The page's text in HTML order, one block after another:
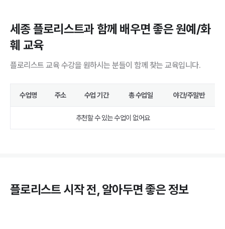
세종 플로리스트과 함께 배우면 좋은 원예/화
훼 교육
플로리스트 교육 수강을 원하시는 분들이 함께 찾는 교육입니다.
수업명 주소 수업 기간 총 수업일 야간/주말반
추천할 수 있는 수업이 없어요
플로리스트 시작 전, 알아두면 좋은 정보